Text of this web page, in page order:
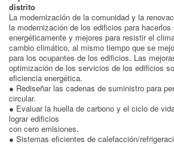
distrito
La modernización de la comunidad y la
la modernización de los edificios para
energéticamente y mejores para resistir el
cambio climático, al mismo tiempo que se
para los ocupantes de los edificios. Las
optimización de los servicios de los edificios
eficiencia energética.
● Rediseñar las cadenas de suministro para
circular.
● Evaluar la huella de carbono y el ciclo de
lograr edificios
con cero emisiones.
● Sistemas eficientes de calefacción/